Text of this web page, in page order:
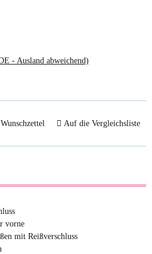
- Ausland abweichend)
Auf die Vergleichsliste
vorne
mit Reißverschluss